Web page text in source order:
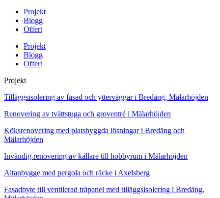
Projekt
Blogg
Offert
Projekt
Blogg
Offert
Projekt
Tilläggsisolering av fasad och ytterväggar i Bredäng, Mälarhöjden
Renovering av tvättstuga och groventré i Mälarhöjden
Köksrenovering med platsbyggda lösningar i Bredäng och
Mälarhöjden
Invändig renovering av källare till hobbyrum i Mälarhöjden
Altanbygge med pergola och räcke i Axelsberg
Fasadbyte till ventilerad träpanel med tilläggsisolering i Bredäng,